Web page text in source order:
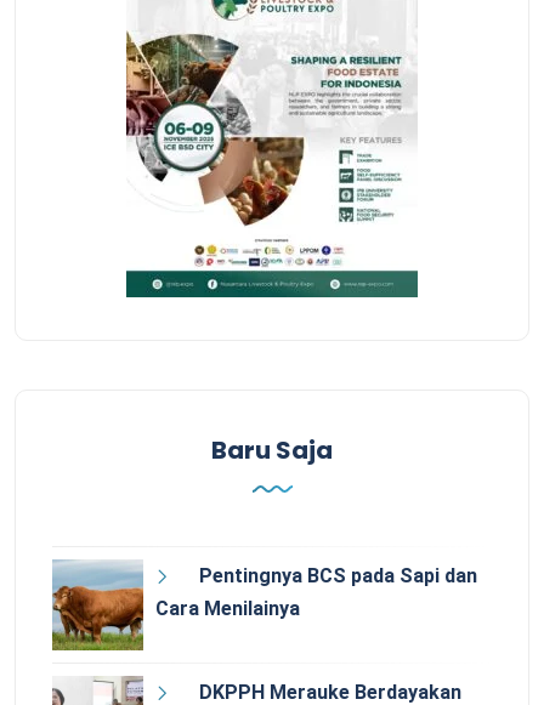
Baru Saja
Pentingnya BCS pada Sapi dan
Cara Menilainya
DKPPH Merauke Berdayakan